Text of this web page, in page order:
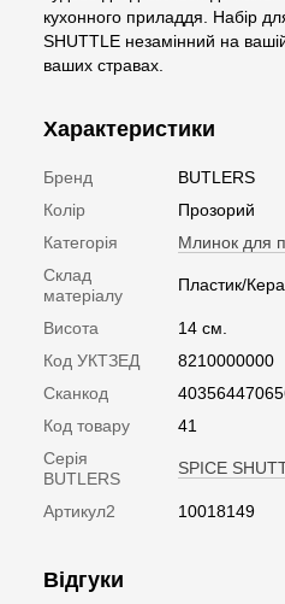
кухонного приладдя. Набір
SHUTTLE незамінний на
ваших стравах.
Характеристики
Бренд
BUTLERS
Колір
Прозорий
Категорія
Млинок для
Склад
матеріалу
Пластик/
Висота
14 см.
Код УКТЗЕД
8210000000
Сканкод
Код товару
41
Серія
BUTLERS
SPICE
Артикул2 10018149
Відгуки